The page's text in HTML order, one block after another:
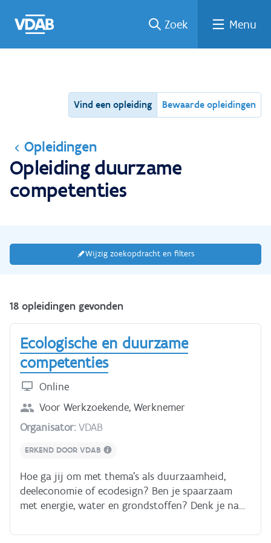
naar
een
een
job
naar
Zoek Menu
Vind een opleiding Bewaarde opleidingen
Opleidingen
Opleiding duurzame
competenties
Wijzig zoekopdracht en filters
18 opleidingen gevonden
Ecologische en duurzame
competenties
Online
Voor Werkzoekende, Werknemer
Organisator:VDAB
ERKEND DOOR VDAB
Hoe ga jij om met thema's als duurzaamheid,
deeleconomie of ecodesign? Ben je spaarzaam
met energie, water en grondstoffen? Denk je na
verplaatsen? Ecologische competenties helpen je